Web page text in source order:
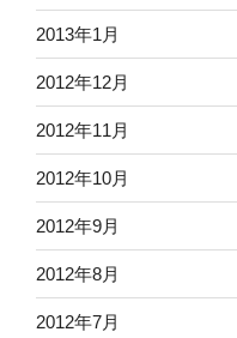
2013年1月
2012年12月
2012年11月
2012年10月
2012年9月
2012年8月
2012年7月